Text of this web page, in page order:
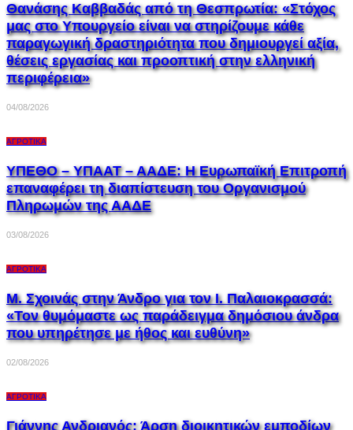
Θανάσης Καββαδάς από τη Θεσπρωτία: «Στόχος
μας στο Υπουργείο είναι να στηρίζουμε κάθε
παραγωγική δραστηριότητα που δημιουργεί αξία,
θέσεις εργασίας και προοπτική στην ελληνική
περιφέρεια»
04/08/2026
ΑΓΡΟΤΙΚΆ
ΥΠΕΘΟ – ΥΠΑΑΤ – ΑΑΔΕ: H Ευρωπαϊκή Επιτροπή
επαναφέρει τη διαπίστευση του Οργανισμού
Πληρωμών της ΑΑΔΕ
03/08/2026
ΑΓΡΟΤΙΚΆ
Μ. Σχοινάς στην Άνδρο για τον Ι. Παλαιοκρασσά:
«Τον θυμόμαστε ως παράδειγμα δημόσιου άνδρα
που υπηρέτησε με ήθος και ευθύνη»
02/08/2026
ΑΓΡΟΤΙΚΆ
Γιάννης Ανδριανός: Άρση διοικητικών εμποδίων